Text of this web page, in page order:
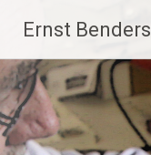
naar
de
inhoud
Ernst Benders